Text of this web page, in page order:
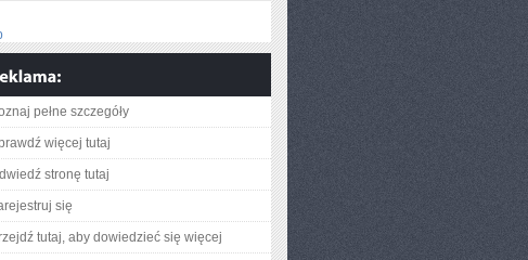
pełne szczegóły
więcej tutaj
stronę tutaj
się
tutaj, aby dowiedzieć się więcej